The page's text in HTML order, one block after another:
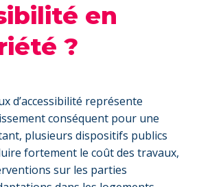
en
?
d’accessibilité représente
conséquent pour une
plusieurs dispositifs publics
fortement le coût des travaux,
sur les parties